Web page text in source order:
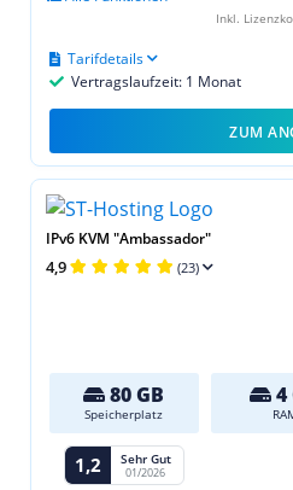
Vertragslaufzeit: 1 Monat
Tarifdetails
Inkl.
ZUM
IPv6 KVM "Ambassador"
4,9 (23)
80 GB
Speicherplatz
4
1,2 Sehr Gut
01/2026